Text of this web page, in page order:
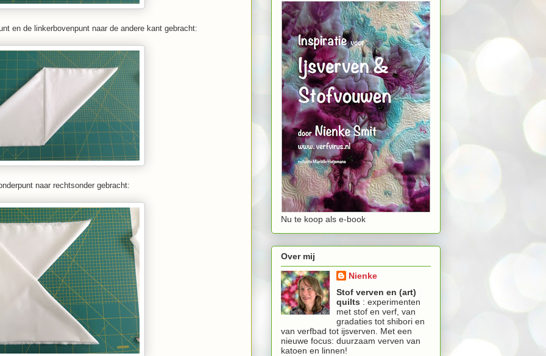
en de linkerbovenpunt naar de andere kant gebracht:
naar rechtsonder gebracht:
Nu te koop als e-book
Over mij
Nienke
Stof verven en (art)
quilts : experimenten
met stof en verf, van
gradaties tot shibori en
van verfbad tot ijsverven. Met een
nieuwe focus: duurzaam verven van
katoen en linnen!